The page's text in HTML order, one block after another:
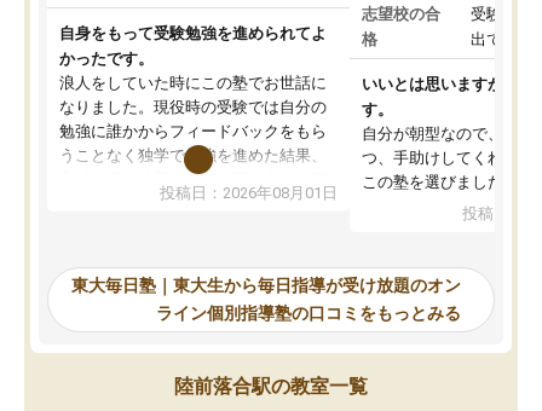
自身をもって受験勉強を進められてよ
かったです。
浪人をしていた時にこの塾でお世話に
なりました。現役時の受験では自分の
勉強に誰かからフィードバックをもら
うことなく独学で勉強を進めた結果、
入試本番に地歴の学習が間に合わず不
合格となってしまいました。その経験
東大毎日塾にたどり着きました。学習
の長期計画や日々の勉強のやり方につ
いて客観的なアドバイスをいただけた
ので、自信をもって受験勉強を進める
ことができました。自分のように勉強
のやり方や進捗管理で苦労している方
投稿日：2026年08月01日
志望校の合
格
受験して
出ていな
いいとは思いますが、料
す。
自分が朝型なので、自習
つ、手助けしてくれる設
この塾を選びました。
投稿日：
東大毎日塾｜東大生から毎日指導が受け放題のオン
ライン個別指導塾の口コミをもっとみる
陸前落合駅の教室一覧